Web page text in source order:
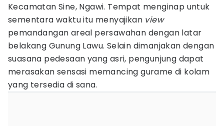
Kecamatan Sine, Ngawi. Tempat menginap untuk
sementara waktu itu menyajikan view
pemandangan areal persawahan dengan latar
belakang Gunung Lawu. Selain dimanjakan dengan
suasana pedesaan yang asri, pengunjung dapat
merasakan sensasi memancing gurame di kolam
yang tersedia di sana.